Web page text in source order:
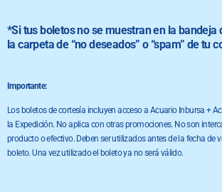
*Si tus boletos no se muestran en la bandeja
la carpeta de “no deseados” o “spam” de tu
Importante:
Los boletos de cortesía incluyen acceso a Acuario Inbursa +
la Expedición. No aplica con otras promociones. No son
producto o efectivo. Deben ser utilizados antes de la fecha de
boleto. Una vez utilizado el boleto ya no será válido.